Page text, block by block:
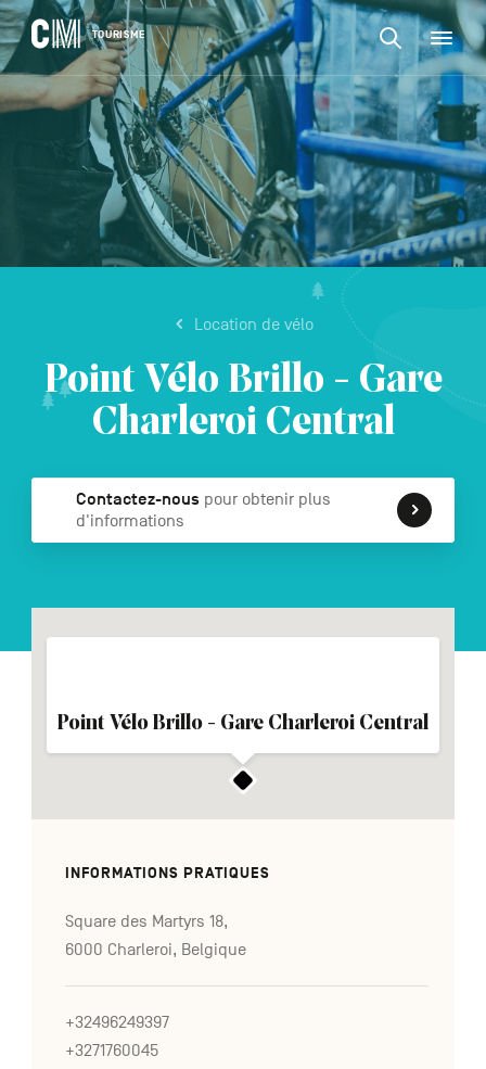
CONTENU
CM
Tourisme
TOURISME
Navigation
principale
Rechercher
une
activité,
un
logement…
Rechercher
activité,
logement…
VALIDER
Location de vélo
Point Vélo Brillo - Gare
Charleroi Central
Contactez-nous pour obtenir plus
d'informations
Point Vélo Brillo - Gare Charleroi Central
INFORMATIONS PRATIQUES
Square des Martyrs 18,
6000 Charleroi, Belgique
+32496249397
+3271760045